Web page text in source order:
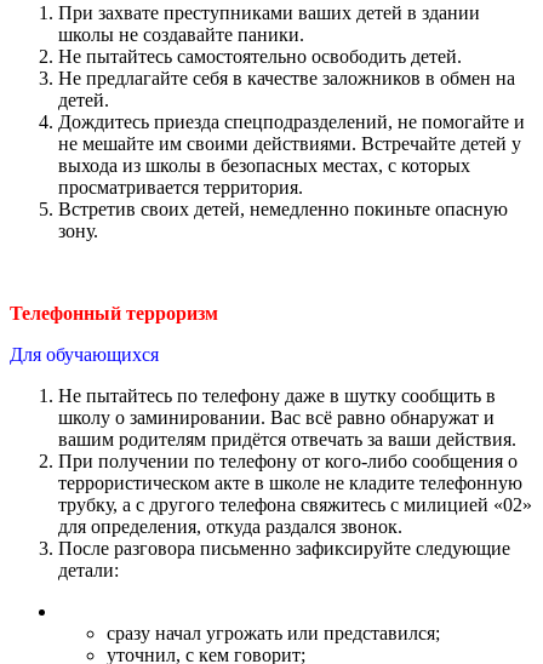
При захвате преступниками ваших детей в здании
школы не создавайте паники.
Не пытайтесь самостоятельно освободить детей.
Не предлагайте себя в качестве заложников в обмен на
детей.
Дождитесь приезда спецподразделений, не помогайте и
не мешайте им своими действиями. Встречайте детей у
выхода из школы в безопасных местах, с которых
просматривается территория.
Встретив своих детей, немедленно покиньте опасную
зону.
Телефонный терроризм
Для обучающихся
Не пытайтесь по телефону даже в шутку сообщить в
школу о заминировании. Вас всё равно обнаружат и
вашим родителям придётся отвечать за ваши действия.
При получении по телефону от кого-либо сообщения о
террористическом акте в школе не кладите телефонную
трубку, а с другого телефона свяжитесь с милицией «02»
для определения, откуда раздался звонок.
После разговора письменно зафиксируйте следующие
детали:
сразу начал угрожать или представился;
уточнил, с кем говорит;